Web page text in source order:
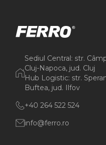
Sediul Central: str.
Cluj-Napoca, jud. Cluj
Hub Logistic: str.
Buftea, jud. Ilfov
+40 264 522 524
info@ferro.ro